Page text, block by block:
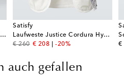
T-Shirt Heatcrush aus Tech-Material
Satisfy
Laufweste Justice Cordura Hydration 5L
€ 260
original price
€ 208
discount price
-20% €
auch gefallen